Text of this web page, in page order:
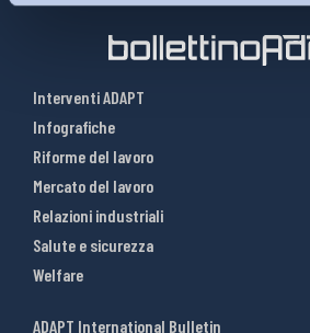
Interventi ADAPT
Infografiche
Riforme del lavoro
Mercato del lavoro
Relazioni industriali
Salute e sicurezza
Welfare
ADAPT International Bulletin